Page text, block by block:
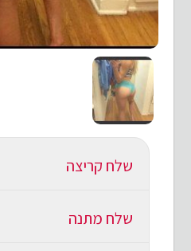
שלח קריצה
שלח מתנה